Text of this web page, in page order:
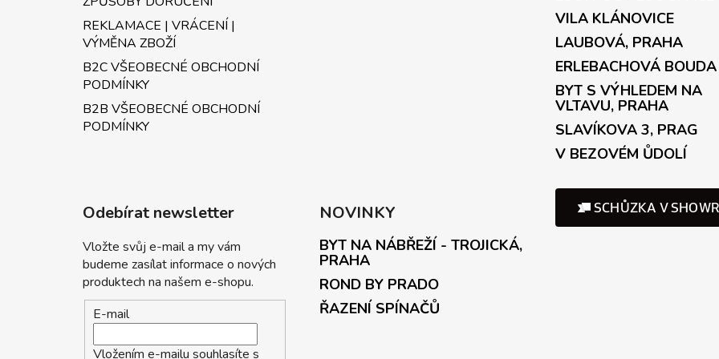
REKLAMACE | VRÁCENÍ |
VÝMĚNA ZBOŽÍ
B2C VŠEOBECNÉ OBCHODNÍ
PODMÍNKY
B2B VŠEOBECNÉ OBCHODNÍ
PODMÍNKY
VILA KLÁNOVICE
LAUBOVÁ, PRAHA
ERLEBACHOVÁ BOUDA
BYT S VÝHLEDEM NA
VLTAVU, PRAHA
SLAVÍKOVA 3, PRAG
V BEZOVÉM ŮDOLÍ
Odebírat newsletter
Vložte svůj e-mail a my vám
budeme zasílat informace o nových
produktech na našem e-shopu.
E-mail
Vložením e-mailu souhlasíte s
NOVINKY
BYT NA NÁBŘEŽÍ - TROJICKÁ,
PRAHA
ROND BY PRADO
ŘAZENÍ SPÍNAČŮ